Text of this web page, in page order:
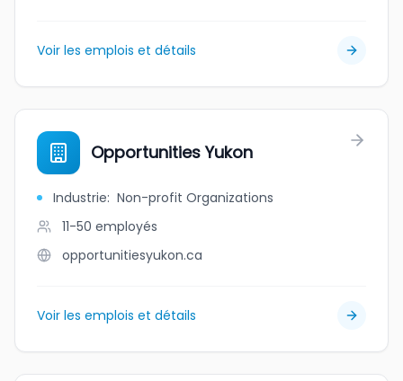
Voir les emplois et détails
Opportunities Yukon
Industrie: Non-profit Organizations
11-50 employés
opportunitiesyukon.ca
Voir les emplois et détails